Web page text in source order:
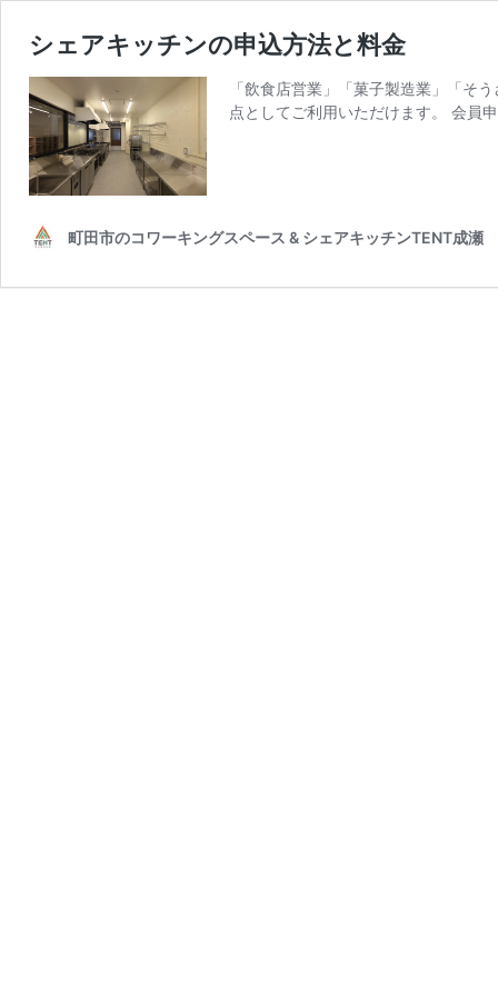
シェアキッチンの申込方法と料金
「飲食店営業」「菓子製造業」「そ
点としてご利用いただけます。 会員
町田市のコワーキングスペース & シェアキッチンTENT成瀬